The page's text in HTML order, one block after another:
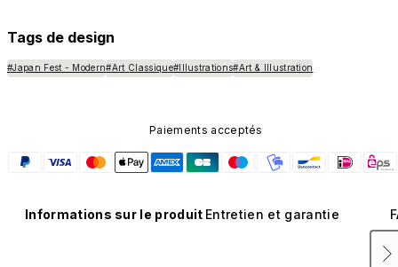
Tags de design
#Japan Fest - Modern#Art Classique#Illustrations#Art & Illustration
Paiements acceptés
Informations sur le produit Entretien et garantie